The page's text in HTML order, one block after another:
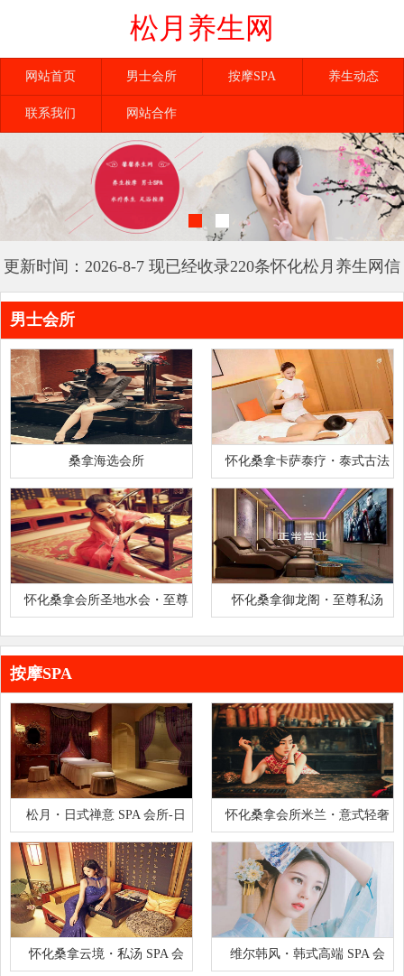
松月养生网
网站首页 男士会所 按摩SPA 养生动态
联系我们 网站合作
更新时间：2026-8-7 现已经收录220条怀化松月养生网信
息
男士会所
桑拿海选会所 怀化桑拿卡萨泰疗・泰式古法
SPA 会所-正宗泰式 SPA 天
怀化桑拿会所圣地水会・至尊
养生会馆—高端水疗 SPA 标
怀化桑拿御龙阁・至尊私汤
SPA 会所-男士私汤 SPA 天花
按摩SPA
松月・日式禅意 SPA 会所-日
式禅意秘境，1188 元松月至
怀化桑拿会所米兰・意式轻奢
SPA 会所-意式轻奢商务标杆
怀化桑拿云境・私汤 SPA 会 维尔韩风・韩式高端 SPA 会